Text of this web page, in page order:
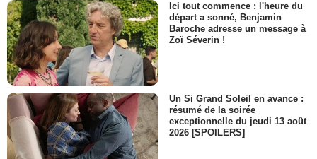
Ici tout commence : l'heure du
départ a sonné, Benjamin
Baroche adresse un message à
Zoï Séverin !
Un Si Grand Soleil en avance :
résumé de la soirée
exceptionnelle du jeudi 13 août
2026 [SPOILERS]